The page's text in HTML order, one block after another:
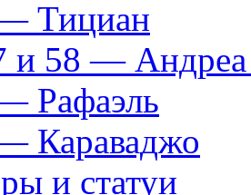
Тициан
и 58 — Андреа
Рафаэль
Караваджо
и статуи